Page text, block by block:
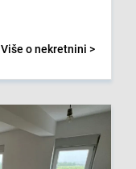
Više o nekretnini >